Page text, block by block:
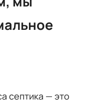
септика — это